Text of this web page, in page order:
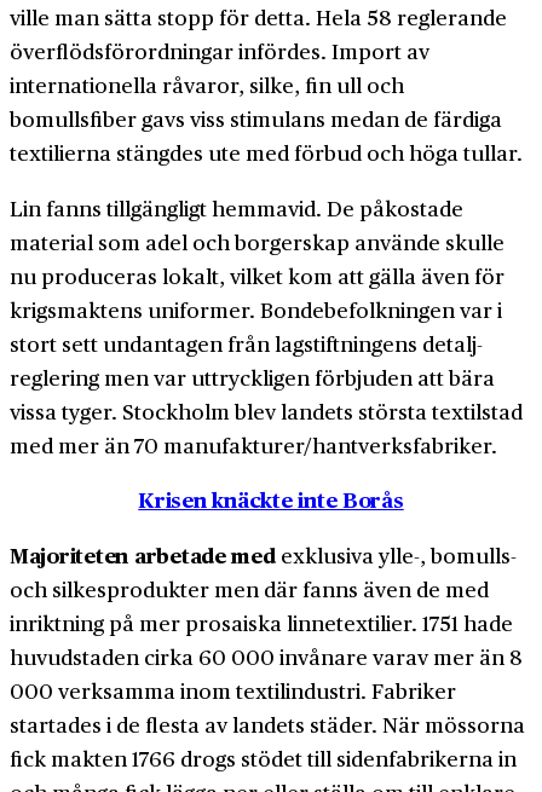
ville man sätta stopp för detta. Hela 58 reglerande
överflödsförordningar infördes. Import av
internationella råvaror, silke, fin ull och
bomullsfiber gavs viss stimulans medan de färdiga
textilierna stängdes ute med förbud och höga tullar.
Lin fanns tillgängligt hemmavid. De påkostade
material som adel och borgerskap använde skulle
nu produceras lokalt, vilket kom att gälla även för
krigs­maktens uniformer. Bonde­befolkningen var i
stort sett undantagen från lagstiftningens detalj­
reglering men var uttryckligen förbjuden att bära
vissa tyger. Stockholm blev landets största textilstad
med mer än 70 manufakturer/hantverksfabriker.
Krisen knäckte inte Borås
Majoriteten arbetade medexklusiva ylle-, bomulls-
och silkesprodukter men där fanns även de med
inriktning på mer prosaiska linne­textilier. 1751 hade
huvudstaden cirka 60 000 invånare varav mer än 8
000 verksamma inom textil­industri. Fabriker
startades i de flesta av landets städer. När mössorna
fick makten 1766 drogs stödet till siden­fabrikerna in